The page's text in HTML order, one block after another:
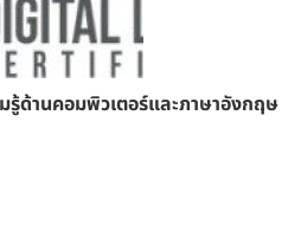
รู้ด้านคอมพิวเตอร์และภาษาอังกฤษ